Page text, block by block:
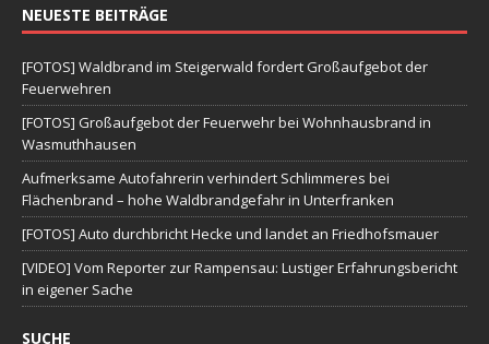
NEUESTE BEITRÄGE
[FOTOS] Waldbrand im Steigerwald fordert Großaufgebot der
Feuerwehren
[FOTOS] Großaufgebot der Feuerwehr bei Wohnhausbrand in
Wasmuthhausen
Aufmerksame Autofahrerin verhindert Schlimmeres bei
Flächenbrand – hohe Waldbrandgefahr in Unterfranken
[FOTOS] Auto durchbricht Hecke und landet an Friedhofsmauer
[VIDEO] Vom Reporter zur Rampensau: Lustiger Erfahrungsbericht
in eigener Sache
SUCHE